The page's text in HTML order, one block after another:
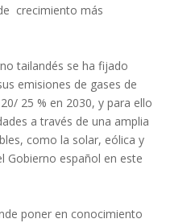
crecimiento más
tailandés se ha fijado
emisiones de gases de
25 % en 2030, y para ello
a través de una amplia
como la solar, eólica y
Gobierno español en este
poner en conocimiento